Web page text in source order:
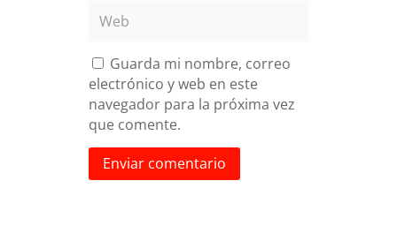
Guarda mi nombre, correo
electrónico y web en este
navegador para la próxima vez
que comente.
Enviar comentario